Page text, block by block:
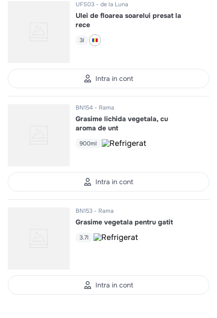
UFS03 de la Luna
Ulei de floarea soarelui presat la
rece
3l
Intra in cont
BN154 Rama
Grasime lichida vegetala, cu
aroma de unt
900ml
Intra in cont
BN153 Rama
Grasime vegetala pentru gatit
3.7l
Intra in cont